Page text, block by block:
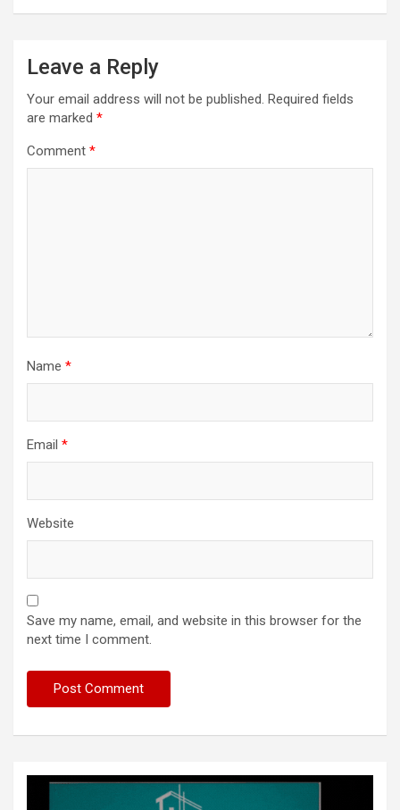
Leave a Reply
Your email address will not be published. Required fields
are marked *
Comment *
Name *
Email *
Website
Save my name, email, and website in this browser for the
next time I comment.